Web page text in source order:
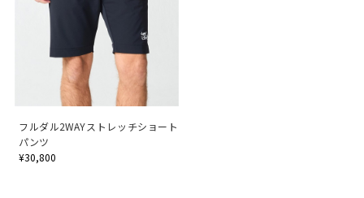
フルダル2WAYストレッチショート
パンツ
¥30,800